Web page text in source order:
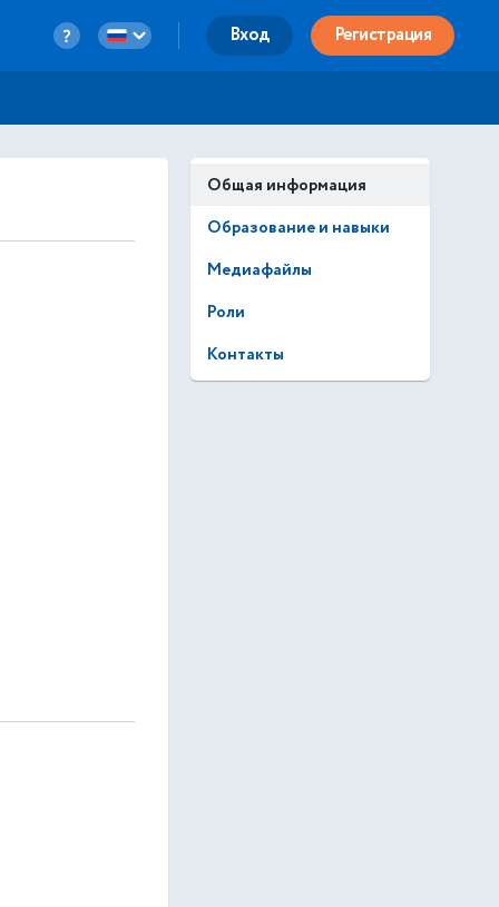
Вход Регистрация
Общая информация
Образование и навыки
Медиафайлы
Роли
Контакты